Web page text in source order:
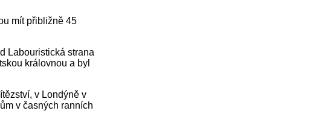
mít přibližně 45
Labouristická strana
královnou a byl
v Londýně v
v časných ranních